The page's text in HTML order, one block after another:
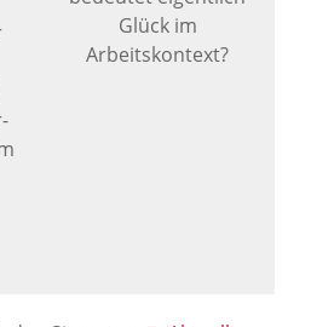
Glück im
Arbeitskontext?